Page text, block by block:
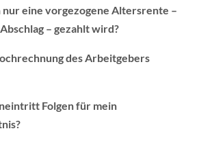
eine vorgezogene Altersrente –
– gezahlt wird?
des Arbeitgebers
Folgen für mein